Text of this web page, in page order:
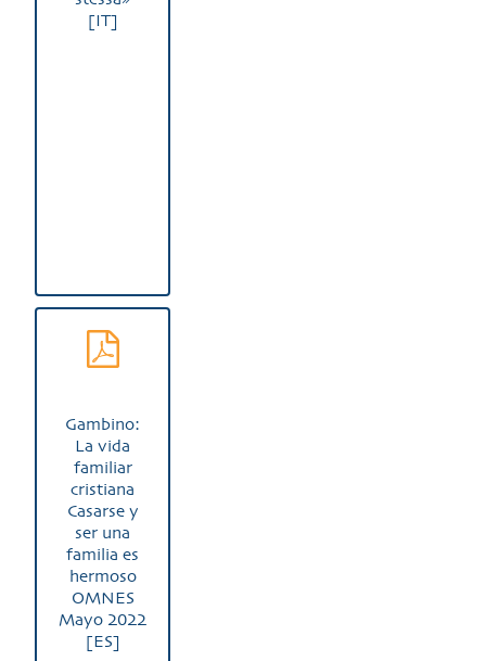
[IT]
Gambino:
La vida
familiar
cristiana
Casarse y
ser una
familia es
hermoso
OMNES
Mayo 2022
[ES]